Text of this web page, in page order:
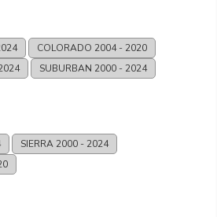
COLORADO 2004 - 2020
SUBURBAN 2000 - 2024
SIERRA 2000 - 2024